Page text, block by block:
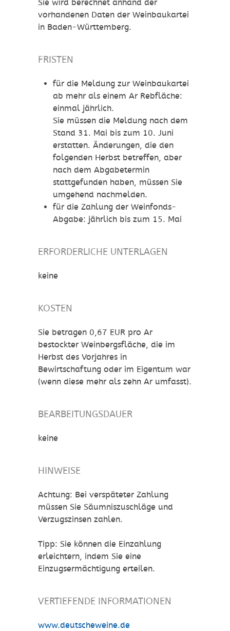
Sie wird berechnet anhand der
vorhandenen Daten der Weinbaukartei
in Baden-Württemberg.
FRISTEN
für die Meldung zur Weinbaukartei
ab mehr als einem Ar Rebfläche:
einmal jährlich.
Sie müssen die Meldung nach dem
Stand 31. Mai bis zum 10. Juni
erstatten. Änderungen, die den
folgenden Herbst betreffen, aber
nach dem Abgabetermin
stattgefunden haben, müssen Sie
umgehend nachmelden.
für die Zahlung der Weinfonds-
Abgabe: jährlich bis zum 15. Mai
ERFORDERLICHE UNTERLAGEN
keine
KOSTEN
Sie betragen 0,67 EUR pro Ar
bestockter Weinbergsfläche, die im
Herbst des Vorjahres in
Bewirtschaftung oder im Eigentum war
(wenn diese mehr als zehn Ar umfasst).
BEARBEITUNGSDAUER
keine
HINWEISE
Achtung: Bei verspäteter Zahlung
müssen Sie Säumniszuschläge und
Verzugszinsen zahlen.
Tipp: Sie können die Einzahlung
erleichtern, indem Sie eine
Einzugsermächtigung erteilen.
VERTIEFENDE INFORMATIONEN
www.deutscheweine.de